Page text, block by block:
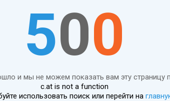
500
и мы не можем показать вам эту страницу
c.at is not a function
использовать поиск или перейти на